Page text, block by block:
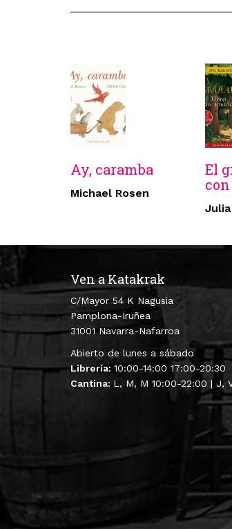
Ay, caramba
Michael Rosen
El
Ven a Katakrak
C/Mayor 54 K Nagusia
Pamplona-Iruñea
31001 Navarra-Nafarroa
Abierto de lunes a sábado
Librería: 10:00-14:00 17:00-20:30
Cantina: L, M, M 10:00-22:00 | J,